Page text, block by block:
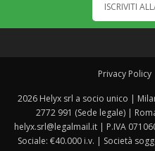
ISCRIVITI
Privacy Policy
2026 Helyx srl a socio unico |
2772 991 (Sede legale) |
helyx.srl@legalmail.it | P.IVA
Sociale: €40.000 i.v. | Società